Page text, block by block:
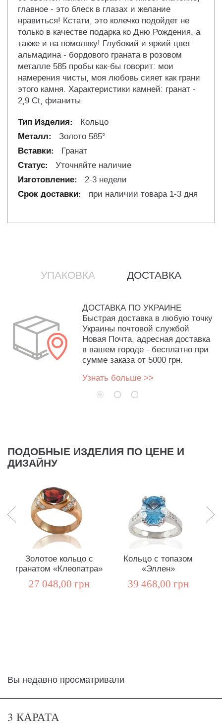
главное - это блеск в глазах и желание
нравиться! Кстати, это колечко подойдет не
только в качестве подарка ко Дню Рождения, а
также и на помолвку! Глубокий и яркий цвет
альмадина - бордового граната в розовом
металле 585 пробы как-бы говорит: мои
намерения чисты, моя любовь сияет как грани
этого камня. Характеристики камней: гранат -
2,9 Сt, фианиты.
Кольцо
Золото 585°
Гранат
Уточняйте наличие
2-3 недели
при наличии товара 1-3 дня
УПАКОВКА ДОСТАВКА
ДОСТАВКА ПО УКРАИНЕ
Быстрая доставка в любую точку
Украины почтовой службой
Новая Почта, адресная доставка
в вашем городе - бесплатно при
сумме заказа от 5000 грн.
Узнать больше >>
ПОДОБНЫЕ ИЗДЕЛИЯ ПО ЦЕНЕ И
ДИЗАЙНУ
Золотое кольцо с
гранатом «Клеопатра»
27 048,00 грн
Кольцо с топазом
«Эллен»
39 468,00 грн
Вы недавно просматривали
3 КАРАТА